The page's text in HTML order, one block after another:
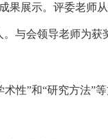
果展示。评委老师
与会领导老师为获
性”和“研究方法”